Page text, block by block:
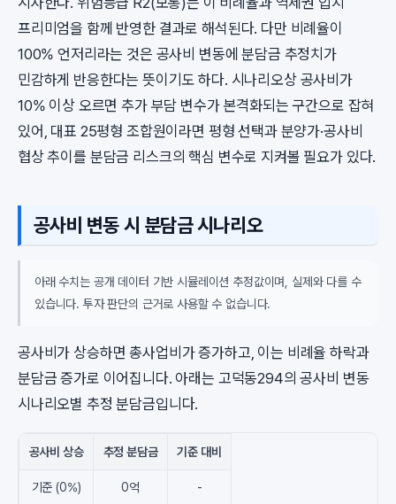
프리미엄을 함께 반영한 결과로 해석된다. 다만 비례율이
100% 언저리라는 것은 공사비 변동에 분담금 추정치가
민감하게 반응한다는 뜻이기도 하다. 시나리오상 공사비가
10% 이상 오르면 추가 부담 변수가 본격화되는 구간으로 잡혀
있어, 대표 25평형 조합원이라면 평형 선택과 분양가·공사비
협상 추이를 분담금 리스크의 핵심 변수로 지켜볼 필요가 있다.
공사비 변동 시 분담금 시나리오
아래 수치는 공개 데이터 기반 시뮬레이션 추정값이며, 실제와 다를 수
있습니다. 투자 판단의 근거로 사용할 수 없습니다.
공사비가 상승하면 총사업비가 증가하고, 이는 비례율 하락과
분담금 증가로 이어집니다. 아래는 고덕동294의 공사비 변동
시나리오별 추정 분담금입니다.
공사비 상승 추정 분담금 기준 대비
기준 (0%) 0억 -